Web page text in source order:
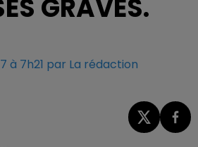
GRAVES.
à 7h21 par La rédaction